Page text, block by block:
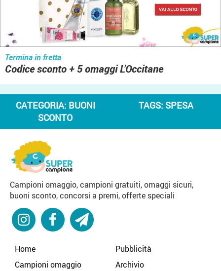
Termina in fretta
Codice sconto + 5 omaggi L'Occitane
CATEGORIA: BUONI
SCONTO
TAGS: SPESA
Campioni omaggio, campioni gratuiti, omaggi sicuri,
buoni sconto, concorsi a premi, offerte speciali
Home
Campioni omaggio
Pubblicità
Archivio